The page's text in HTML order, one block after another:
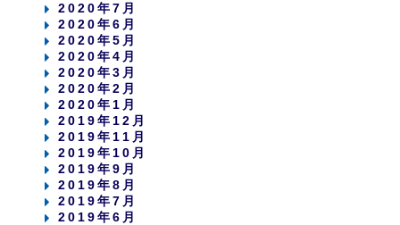
2020年7月
2020年6月
2020年5月
2020年4月
2020年3月
2020年2月
2020年1月
2019年12月
2019年11月
2019年10月
2019年9月
2019年8月
2019年7月
2019年6月